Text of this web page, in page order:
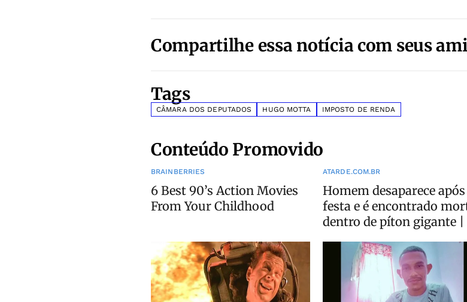
Compartilhe essa notícia com seus
Tags
CÂMARA DOS DEPUTADOS HUGO MOTTA IMPOSTO DE RENDA